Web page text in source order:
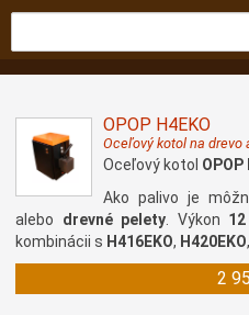
OPOP H4EKO
Oceľový kotol na drevo
Oceľový kotol OPOP
Ako palivo je
alebo drevné pelety. Výkon
kombinácii s H416EKO, H420EKO,
2